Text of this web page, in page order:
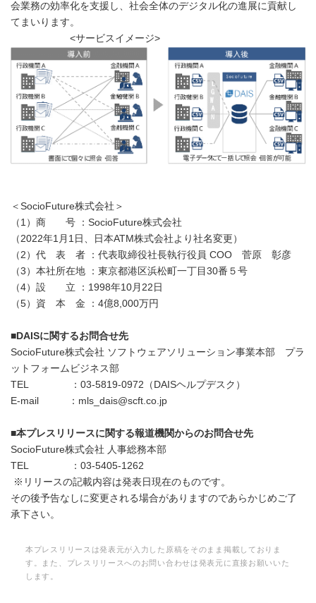
会業務の効率化を支援し、社会全体のデジタル化の進展に貢献し
てまいります。
<サービスイメージ>
＜SocioFuture株式会社＞
（1）商 号 ：SocioFuture株式会社
（2022年1月1日、日本ATM株式会社より社名変更）
（2）代 表 者 ：代表取締役社長執行役員 COO 菅原 彰彦
（3）本社所在地 ：東京都港区浜松町一丁目30番５号
（4）設 立 ：1998年10月22日
（5）資 本 金 ：4億8,000万円
■DAISに関するお問合せ先
SocioFuture株式会社 ソフトウェアソリューション事業本部 プラ
ットフォームビジネス部
TEL ：03-5819-0972（DAISヘルプデスク）
E-mail ：mls_dais@scft.co.jp
■本プレスリリースに関する報道機関からのお問合せ先
SocioFuture株式会社 人事総務本部
TEL ：03-5405-1262
※リリースの記載内容は発表日現在のものです。
その後予告なしに変更される場合がありますのであらかじめご了
承下さい。
本プレスリリースは発表元が入力した原稿をそのまま掲載しておりま
す。また、プレスリリースへのお問い合わせは発表元に直接お願いいた
します。